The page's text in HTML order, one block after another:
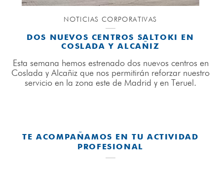
NOTICIAS CORPORATIVAS
DOS NUEVOS CENTROS SALTOKI EN
COSLADA Y ALCAÑIZ
Esta semana hemos estrenado dos nuevos centros en
Coslada y Alcañiz que nos permitirán reforzar nuestro
servicio en la zona este de Madrid y en Teruel.
TE ACOMPAÑAMOS EN TU ACTIVIDAD
PROFESIONAL